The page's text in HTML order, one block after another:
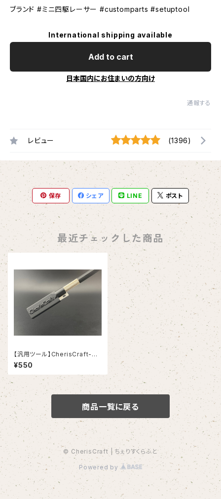
ブランド #ミニ四駆レーサー #customparts #setuptool
International shipping available
Add to cart
日本国内にお住まいの方向け
通報する
レビュー (1396)
保存 シェア LINE ポスト
最近チェックした商品
【汎用ツール】CherisCraft-カ
ッターのこ用 カバー（ちぇりすく
らふと・チェリスクラフト）
¥550
商品一覧に戻る
© CherisCraft | ちぇりすくらふと
Powered by